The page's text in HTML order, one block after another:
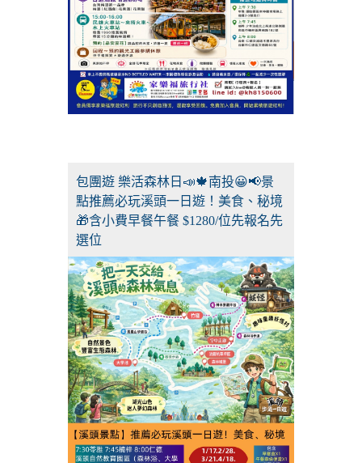
包團遊 樂活森林日📣🍁南投😀📢景
點推薦必玩溪頭一日遊！美食、秘境
🎁含小費早餐午餐 $1280/位先報名先
選位